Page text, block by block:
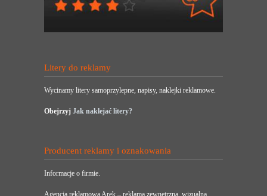
Litery do reklamy
Wycinamy litery samoprzylepne, napisy, naklejki reklamowe.
Obejrzyj Jak naklejać litery?
Producent reklamy i oznakowania
Informacje o firmie.